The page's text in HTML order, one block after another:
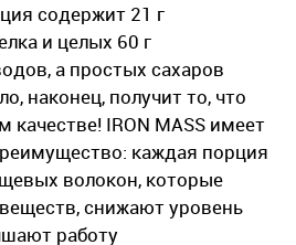
содержит 21 г
и целых 60 г
а простых сахаров
наконец, получит то, что
IRON MASS имеет
каждая порция
волокон, которые
снижают уровень
работу